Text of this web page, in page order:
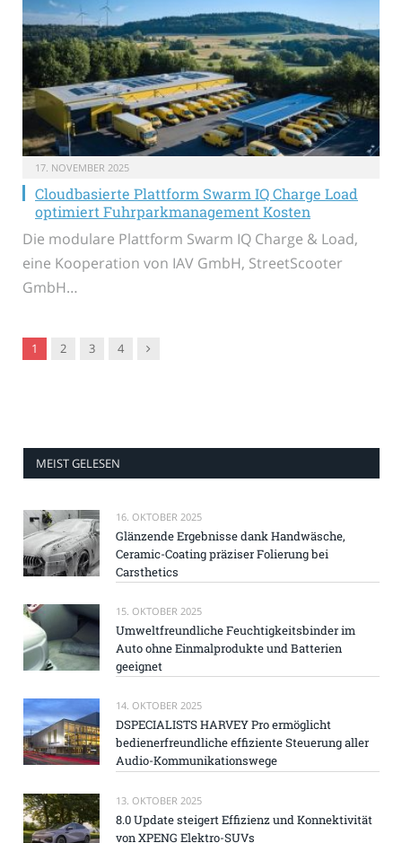
17. NOVEMBER 2025
Cloudbasierte Plattform Swarm IQ Charge Load
optimiert Fuhrparkmanagement Kosten
Die modulare Plattform Swarm IQ Charge & Load,
eine Kooperation von IAV GmbH, StreetScooter
GmbH…
1 2 3 4 Nachfolger
MEIST GELESEN
16. OKTOBER 2025
Glänzende Ergebnisse dank Handwäsche,
Ceramic-Coating präziser Folierung bei
Carsthetics
15. OKTOBER 2025
Umweltfreundliche Feuchtigkeitsbinder im
Auto ohne Einmalprodukte und Batterien
geeignet
14. OKTOBER 2025
DSPECIALISTS HARVEY Pro ermöglicht
bedienerfreundliche effiziente Steuerung aller
Audio-Kommunikationswege
13. OKTOBER 2025
8.0 Update steigert Effizienz und Konnektivität
von XPENG Elektro-SUVs